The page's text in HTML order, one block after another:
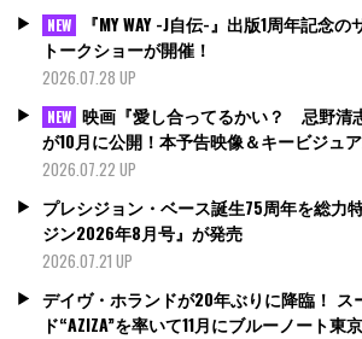
NEW
『MY WAY -J自伝-』出版1周年記念
トークショーが開催！
2026.07.28 UP
NEW 映画『愛し合ってるかい？ 忌野清
が10月に公開！本予告映像＆キービジュ
2026.07.22 UP
プレシジョン・ベース誕生75周年を総力
ジン2026年8月号』が発売
2026.07.21 UP
デイヴ・ホランドが20年ぶりに降臨！ ス
ド“AZIZA”を率いて11月にブルーノート東